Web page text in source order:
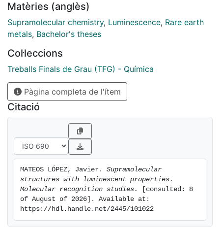
daily life applications. Furthermore, these type of
compounds gives stability to the hydrogels and also
photophysical acquired properties.
ligands in order to synthesize new silver and gold
containing compounds, provide new tools for the
recognition and/or encapsulation of molecules. Due to
these properties, a synthetic way has been assayed, in
order to obtain supramolecular cages with luminescent
properties
Matèries (anglès)
Supramolecular chemistry, Luminescence, Rare earth
metals, Bachelor's theses
Col·leccions
Treballs Finals de Grau (TFG) - Química
Pàgina completa de l'ítem
Citació
MATEOS LÓPEZ, Javier. Supramolecular
structures with luminescent properties.
Molecular recognition studies.
[consulted: 8
of August of 2026]. Available at:
https://hdl.handle.net/2445/101022